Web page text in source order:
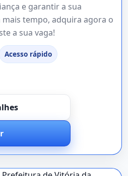
e garantir a sua
tempo, adquira agora o
a sua vaga!
Acesso rápido